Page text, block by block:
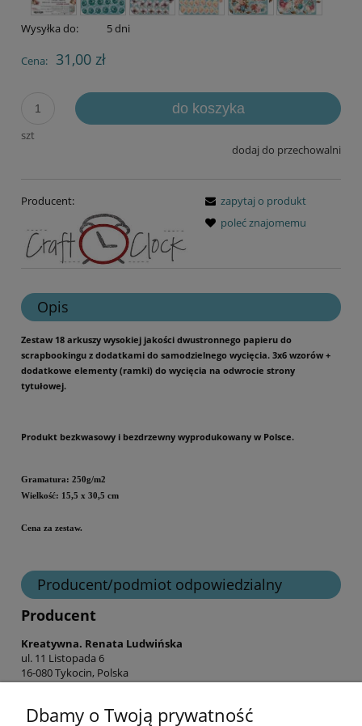
Wysyłka do: 5 dni
Cena: 31,00 zł
szt
do koszyka
dodaj do przechowalni
Producent:
zapytaj o produkt
poleć znajomemu
Opis
Zestaw 18 arkuszy wysokiej jakości dwustronnego papieru do
scrapbookingu z dodatkami do samodzielnego wycięcia. 3x6 wzorów +
dodatkowe elementy (ramki) do wycięcia na odwrocie strony
tytułowej.
Produkt bezkwasowy i bezdrzewny wyprodukowany w Polsce.
Gramatura: 250g/m2
Wielkość: 15,5 x 30,5 cm
Cena za zestaw.
Producent/podmiot odpowiedzialny
Producent
Kreatywna. Renata Ludwińska
ul. 11 Listopada 6
16-080 Tykocin, Polska
Dbamy o Twoją prywatność